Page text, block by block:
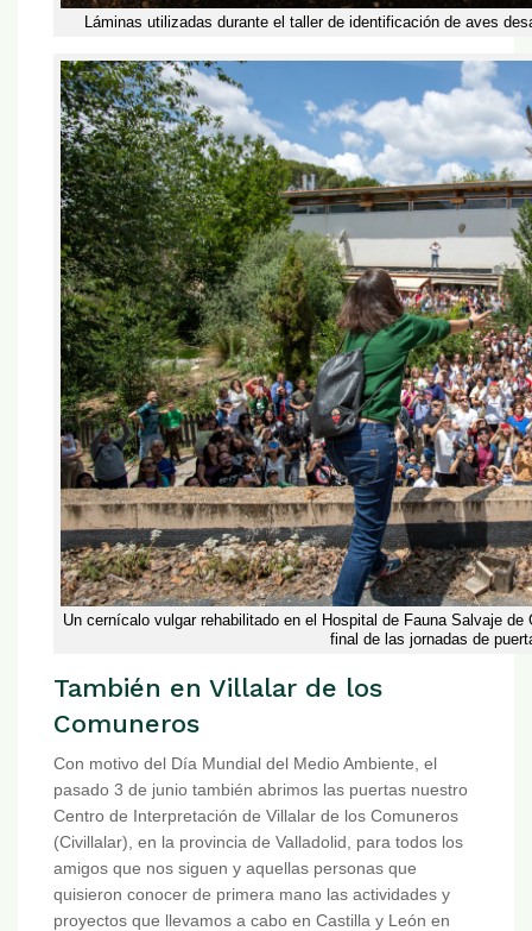
Láminas utilizadas durante el taller de identificación de aves
Un cernícalo vulgar rehabilitado en el Hospital de Fauna Salvaje
final de las jornadas de
También en Villalar de los
Comuneros
Con motivo del Día Mundial del Medio Ambiente, el
pasado 3 de junio también abrimos las puertas nuestro
Centro de Interpretación de Villalar de los Comuneros
(Civillalar), en la provincia de Valladolid, para todos los
amigos que nos siguen y aquellas personas que
quisieron conocer de primera mano las actividades y
proyectos que llevamos a cabo en Castilla y León en